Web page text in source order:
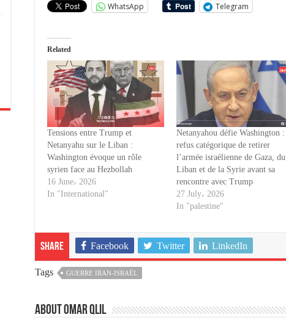
WhatsApp Telegram
Related
Tensions entre Trump et
Netanyahu sur le Liban :
Washington évoque un rôle
syrien face au Hezbollah
16 June، 2026
In "International"
Netanyahou défie Washington :
refus catégorique de retirer
l’armée israélienne de Gaza, du
Liban et de la Syrie avant sa
rencontre avec Trump
27 July، 2026
In "palestine"
Share Facebook Twitter LinkedIn
Tags GUERRE IRAN-ISRAËL
About omar qlil